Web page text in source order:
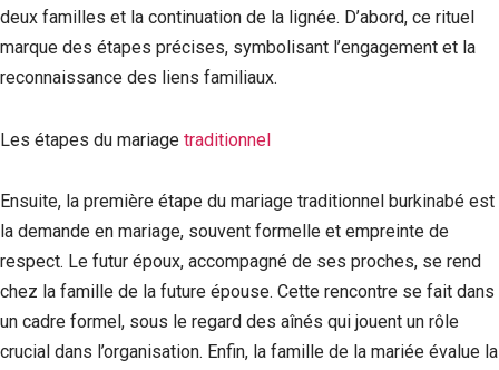
deux familles et la continuation de la lignée. D’abord, ce rituel
marque des étapes précises, symbolisant l’engagement et la
reconnaissance des liens familiaux.
Les étapes du mariage traditionnel
Ensuite, la première étape du mariage traditionnel burkinabé est
la demande en mariage, souvent formelle et empreinte de
respect. Le futur époux, accompagné de ses proches, se rend
chez la famille de la future épouse. Cette rencontre se fait dans
un cadre formel, sous le regard des aînés qui jouent un rôle
crucial dans l’organisation. Enfin, la famille de la mariée évalue la